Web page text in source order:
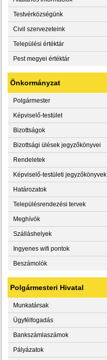
Testvérközségünk
Civil szervezeteink
Települési értéktár
Pest megyei értéktár
Önkormányzat
Polgármester
Képviselő-testület
Bizottságok
Bizottsági ülések jegyzőkönyvei
Rendeletek
Képviselő-testületi jegyzőkönyvek
Határozatok
Településrendezési tervek
Meghívók
Szálláshelyek
Ingyenes wifi pontok
Beszámolók
Polgármesteri Hivatal
Munkatársak
Ügyfélfogadás
Bankszámlaszámok
Pályázatok